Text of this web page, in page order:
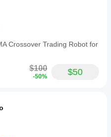
Crossover Trading Robot for
$100
-50% $50